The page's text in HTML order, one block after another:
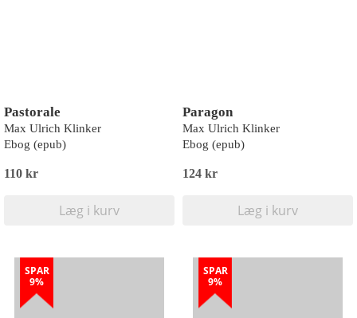
Pastorale
Max Ulrich Klinker
Ebog (epub)
110 kr
Læg i kurv
Paragon
Max Ulrich Klinker
Ebog (epub)
124 kr
Læg i kurv
SPAR
9%
SPAR
9%